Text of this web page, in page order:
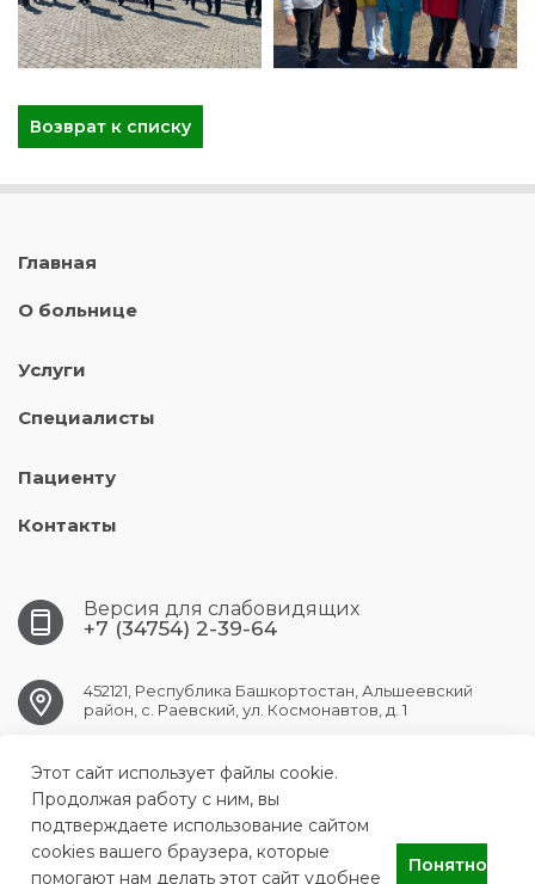
Возврат к списку
Главная
О больнице
Услуги
Специалисты
Пациенту
Контакты
Версия для слабовидящих
+7 (34754) 2-39-64
452121, Республика Башкортостан, Альшеевский
район, с. Раевский, ул. Космонавтов, д. 1
RAEVSK.CRB@doctorrb.ru
ГБУЗ РБ Раевская ЦРБ
Этот сайт использует файлы cookie.
Продолжая работу с ним, вы
подтверждаете использование сайтом
cookies вашего браузера, которые
помогают нам делать этот сайт удобнее
Понятно